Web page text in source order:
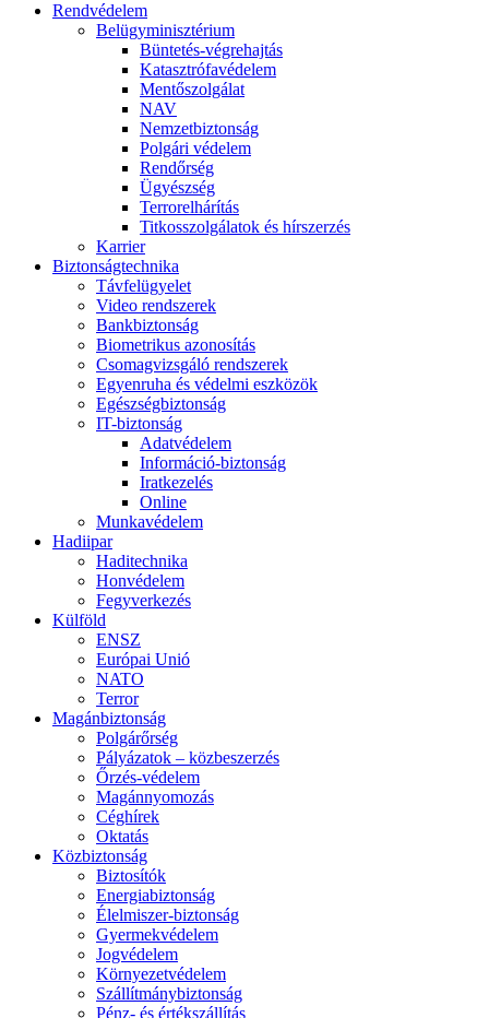
Rendvédelem
Belügyminisztérium
Büntetés-végrehajtás
Katasztrófavédelem
Mentőszolgálat
NAV
Nemzetbiztonság
Polgári védelem
Rendőrség
Ügyészség
Terrorelhárítás
Titkosszolgálatok és hírszerzés
Karrier
Biztonságtechnika
Távfelügyelet
Video rendszerek
Bankbiztonság
Biometrikus azonosítás
Csomagvizsgáló rendszerek
Egyenruha és védelmi eszközök
Egészségbiztonság
IT-biztonság
Adatvédelem
Információ-biztonság
Iratkezelés
Online
Munkavédelem
Hadiipar
Haditechnika
Honvédelem
Fegyverkezés
Külföld
ENSZ
Európai Unió
NATO
Terror
Magánbiztonság
Polgárőrség
Pályázatok – közbeszerzés
Őrzés-védelem
Magánnyomozás
Céghírek
Oktatás
Közbiztonság
Biztosítók
Energiabiztonság
Élelmiszer-biztonság
Gyermekvédelem
Jogvédelem
Környezetvédelem
Szállítmánybiztonság
Pénz- és értékszállítás